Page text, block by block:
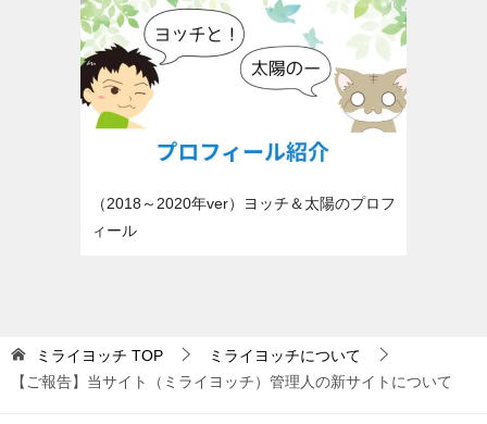
（2018～2020年ver）ヨッチ＆太陽のプロフ
ィール
ミライヨッチ TOP
ミライヨッチについて
【ご報告】当サイト（ミライヨッチ）管理人の新サイトについて